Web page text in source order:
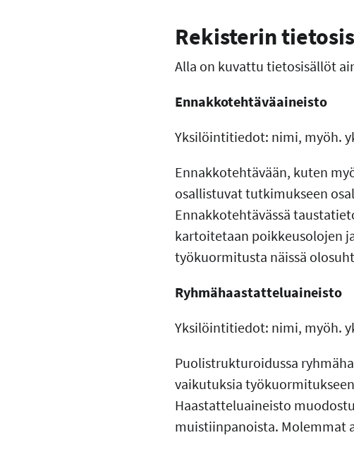
Rekisterin
Alla on kuvattu tietosisällöt
Ennakkotehtäväaineisto
Yksilöintitiedot: nimi, myöh.
Ennakkotehtävään, kuten
osallistuvat tutkimukseen
Ennakkotehtävässä
kartoitetaan poikkeusolojen
työkuormitusta näissä
Ryhmähaastatteluaineisto
Yksilöintitiedot: nimi, myöh.
Puolistrukturoidussa
vaikutuksia
Haastatteluaineisto
muistiinpanoista. Molemmat